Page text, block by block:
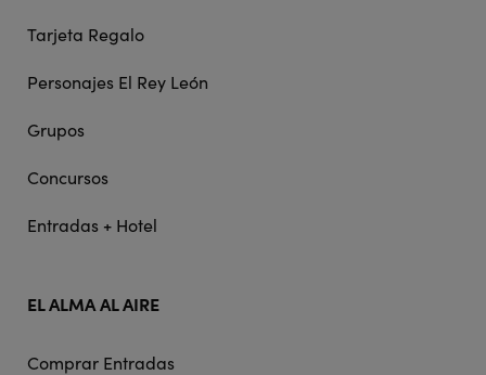
Tarjeta Regalo
Personajes El Rey León
Grupos
Concursos
Entradas + Hotel
EL ALMA AL AIRE
Comprar Entradas